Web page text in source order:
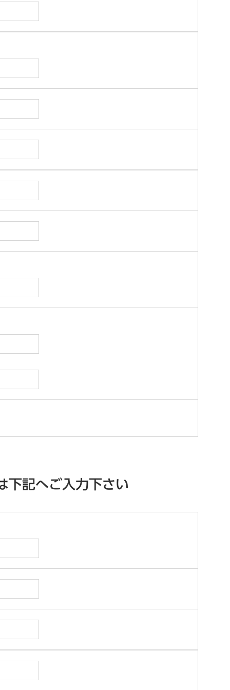
下記へご入力下さい